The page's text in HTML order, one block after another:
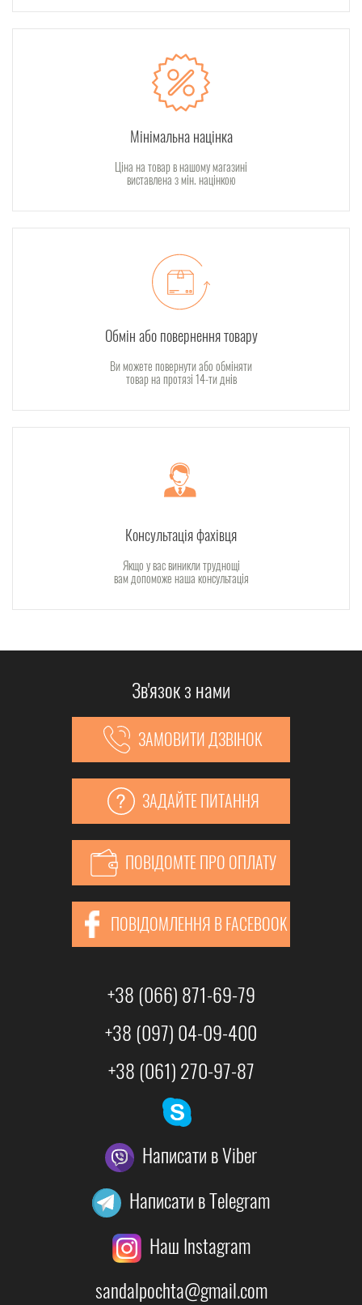
Мінімальна націнка
Ціна на товар в нашому магазині
виставлена з мін. націнкою
Обмін або повернення товару
Ви можете повернути або обміняти
товар на протязі 14-ти днів
Консультація фахівця
Якщо у вас виникли труднощі
вам допоможе наша консультація
Зв'язок з нами
ЗАМОВИТИ ДЗВІНОК
ЗАДАЙТЕ ПИТАННЯ
ПОВІДОМТЕ ПРО ОПЛАТУ
ПОВІДОМЛЕННЯ В FACEBOOK
+38 (066) 871-69-79
+38 (097) 04-09-400
+38 (061) 270-97-87
Написати в Viber
Написати в Telegram
Наш Instagram
sandalpochta@gmail.com